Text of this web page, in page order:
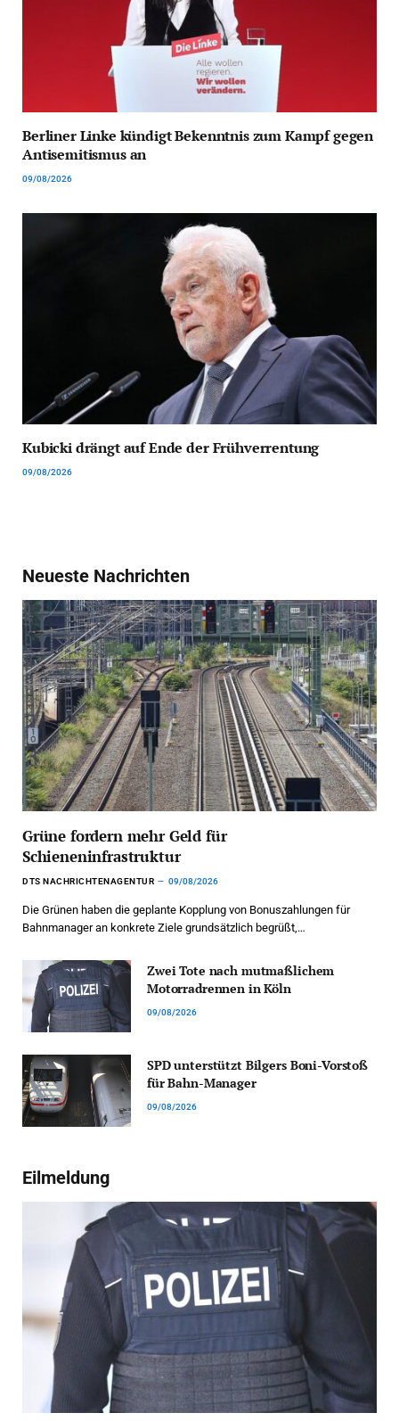
Berliner Linke kündigt Bekenntnis zum Kampf gegen
Antisemitismus an
09/08/2026
Kubicki drängt auf Ende der Frühverrentung
09/08/2026
Neueste Nachrichten
Grüne fordern mehr Geld für
Schieneninfrastruktur
DTS NACHRICHTENAGENTUR 09/08/2026
Die Grünen haben die geplante Kopplung von Bonuszahlungen für
Bahnmanager an konkrete Ziele grundsätzlich begrüßt,…
Zwei Tote nach mutmaßlichem
Motorradrennen in Köln
09/08/2026
SPD unterstützt Bilgers Boni-Vorstoß
für Bahn-Manager
09/08/2026
Eilmeldung